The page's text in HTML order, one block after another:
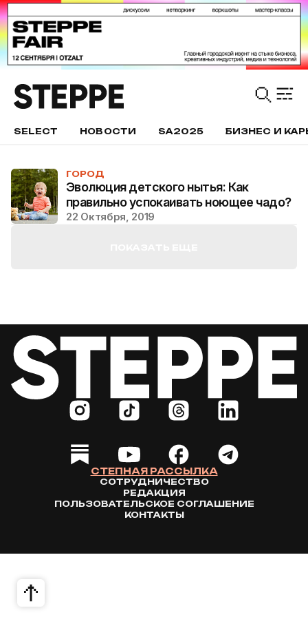
SELECT НОВОСТИ SA2025 БИЗНЕС И
ГОРОД
Эволюция детского нытья: Как
правильно успокаивать ноющее чадо?
22 Октября, 2019
СТЕПНАЯ РАССЫЛКА
СОТРУДНИЧЕСТВО
РЕДАКЦИЯ
ПОЛЬЗОВАТЕЛЬСКОЕ СОГЛАШЕНИЕ
КОНТАКТЫ